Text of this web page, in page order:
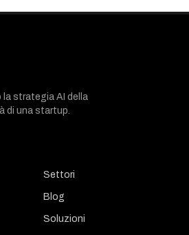
la strategia AI della
di una startup.
Settori
Blog
Soluzioni